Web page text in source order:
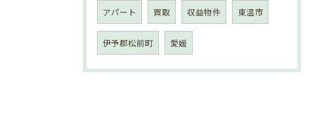
アパート 買取 収益物件 東温市
伊予郡松前町 愛媛